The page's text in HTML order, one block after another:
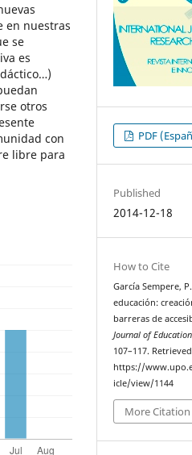
en nuestras
se
es
otros
con
libre para
PDF
Published
2014-12-18
How to Cite
García Sempere,
educación:
barreras de
Journal of
107–117.
https://
icle/view/1144
More